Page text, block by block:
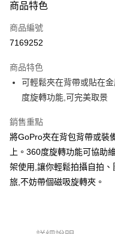
信用卡一次付款
信用卡分期付款
合作金庫商業銀行
華南商業銀行
上海商業儲蓄銀行
臺灣中小企業銀行
匯豐（台灣）商業銀行
聯邦商業銀行
元大商業銀行
台新國際商業銀行
6 期 0 利率 每期
華南商業銀行
上海商業儲蓄銀行
國泰世華商業銀行
臺灣中小企業銀行
匯豐（台灣）商業銀行
聯邦商業銀行
元大商業銀行
超商取貨付款
LINE Pay
Apple Pay
悠遊付
全盈+PAY
商品特色
商品編號
7169252
商品特色
可輕鬆夾在背帶或貼在
度旋轉功能,可完美取景
銷售重點
將GoPro夾在背包背帶或裝
上。360度旋轉功能可協助
架使用,讓你輕鬆拍攝自拍
旅,不妨帶個磁吸旋轉夾。